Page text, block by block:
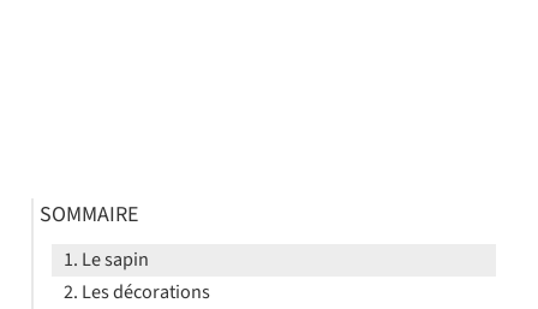
SOMMAIRE
Le sapin
Les décorations